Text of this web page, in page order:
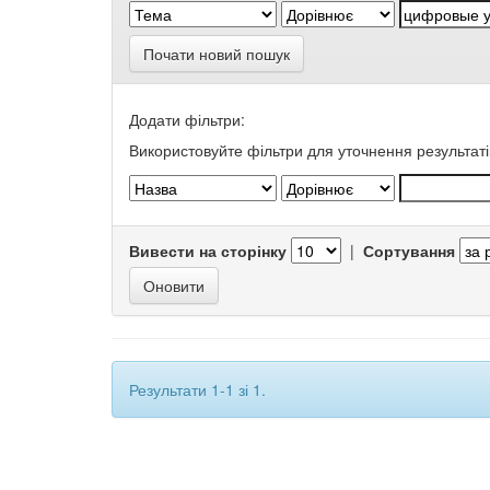
Почати новий пошук
Додати фільтри:
Використовуйте фільтри для уточнення
Вивести на сторінку | Сортування
Результати 1-1 зі 1.